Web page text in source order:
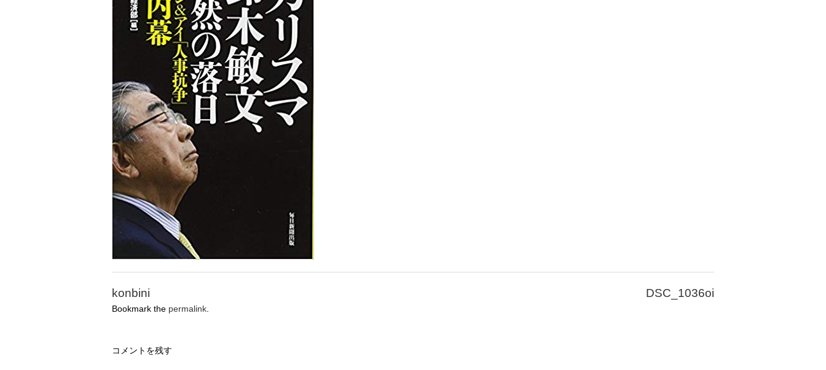
konbini DSC_1036oi
Bookmark the permalink
コメントを残す